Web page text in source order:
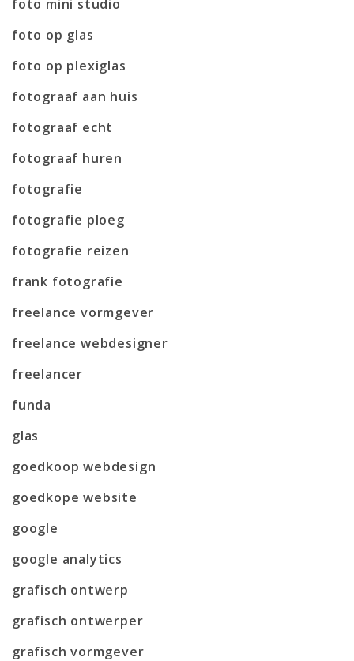
foto mini studio
foto op glas
foto op plexiglas
fotograaf aan huis
fotograaf echt
fotograaf huren
fotografie
fotografie ploeg
fotografie reizen
frank fotografie
freelance vormgever
freelance webdesigner
freelancer
funda
glas
goedkoop webdesign
goedkope website
google
google analytics
grafisch ontwerp
grafisch ontwerper
grafisch vormgever